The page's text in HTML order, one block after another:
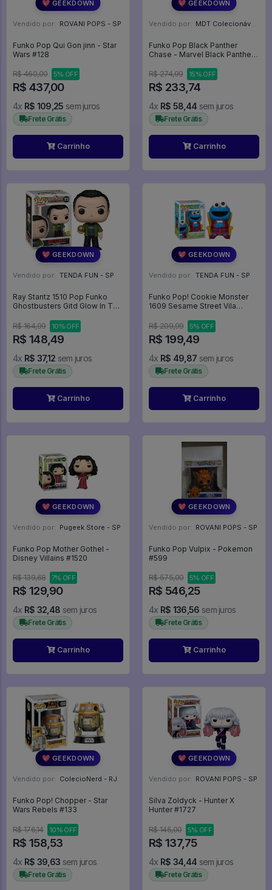
💖 GEEKDOWN
Vendido por: ROVANI POPS - SP
Funko Pop Qui Gon jinn - Star
Wars #128
R$ 460,00 5% OFF
R$ 437,00
4x R$ 109,25 sem juros
Frete Grátis
Carrinho
💖 GEEKDOWN
Vendido por: MDT Colecionáveis - DF
Funko Pop Black Panther
Chase - Marvel Black Panther
R$ 274,99
15% OFF
R$ 233,74
4x R$ 58,44 sem juros
Frete Grátis
Carrinho
💖 GEEKDOWN
Vendido por: TENDA FUN - SP
Ray Stantz 1510 Pop Funko
Ghostbusters Gitd Glow In The
- Funko Pop - #1510 - FUNKO
POP #1510
R$ 164,99 10% OFF
R$ 148,49
4x R$ 37,12 sem juros
Frete Grátis
Carrinho
💖 GEEKDOWN
Vendido por: TENDA FUN - SP
Funko Pop! Cookie Monster
1609 Sesame Street Vila
R$ 209,99
5% OFF
R$ 199,49
4x R$ 49,87 sem juros
Frete Grátis
Carrinho
💖 GEEKDOWN
Vendido por: Pugeek Store - SP
Funko Pop Mother Gothel -
Disney Villains #1520
R$ 139,68 7% OFF
R$ 129,90
4x R$ 32,48 sem juros
Frete Grátis
Carrinho
💖 GEEKDOWN
Vendido por: ROVANI POPS - SP
Funko Pop Vulpix - Pokemon
#599
R$ 575,00 5% OFF
R$ 546,25
4x R$ 136,56 sem juros
Frete Grátis
Carrinho
💖 GEEKDOWN
Vendido por: ColecioNerd - RJ
Funko Pop! Chopper - Star
Wars Rebels #133
R$ 176,14 10% OFF
R$ 158,53
4x R$ 39,63 sem juros
Frete Grátis
💖 GEEKDOWN
Vendido por: ROVANI POPS - SP
Silva Zoldyck - Hunter X
Hunter #1727
R$ 145,00 5% OFF
R$ 137,75
4x R$ 34,44 sem juros
Frete Grátis